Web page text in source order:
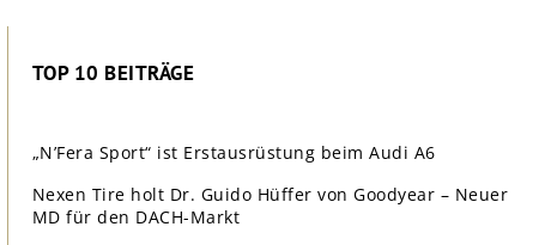
TOP 10 BEITRÄGE
„N’Fera Sport“ ist Erstausrüstung beim Audi A6
Nexen Tire holt Dr. Guido Hüffer von Goodyear – Neuer
MD für den DACH-Markt